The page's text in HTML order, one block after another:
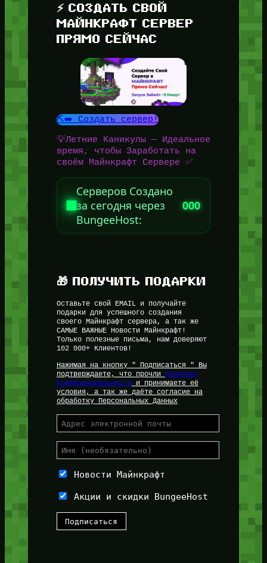
⚡ СОЗДАТЬ СВОЙ
МАЙНКРАФТ СЕРВЕР
ПРЯМО СЕЙЧАС
⛏️➡️ Создать сервер!
💡Летние Каникулы — Идеальное
время, чтобы Заработать на
своём Майнкрафт Сервере ✅
Серверов Создано
за сегодня через
BungeeHost:
000
🎁 ПОЛУЧИТЬ ПОДАРКИ
Оставьте свой EMAIL и получайте
подарки для успешного создания
своего Майнкрафт сервера, а так же
САМЫЕ ВАЖНЫЕ Новости Майнкрафт!
Только полезные письма, нам доверяют
102 000+ Клиентов!
Нажимая на кнопку " Подписаться " Вы
подтверждаете, что прочли
Политику
Конфиденциальностии принимаете её
условия, а так же даёте согласие на
обработку Персональных Данных
Новости Майнкрафт
Акции и скидки BungeeHost